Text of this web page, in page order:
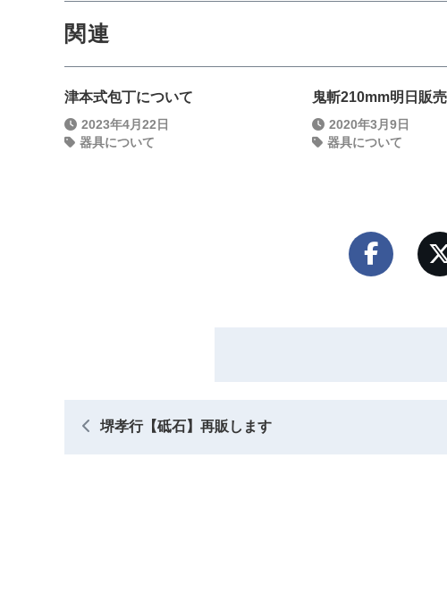
関連
津本式包丁について
2023年4月22日
器具について
鬼斬210mm明日販売
2020年3月9日
器具について
堺孝行【砥石】再販します